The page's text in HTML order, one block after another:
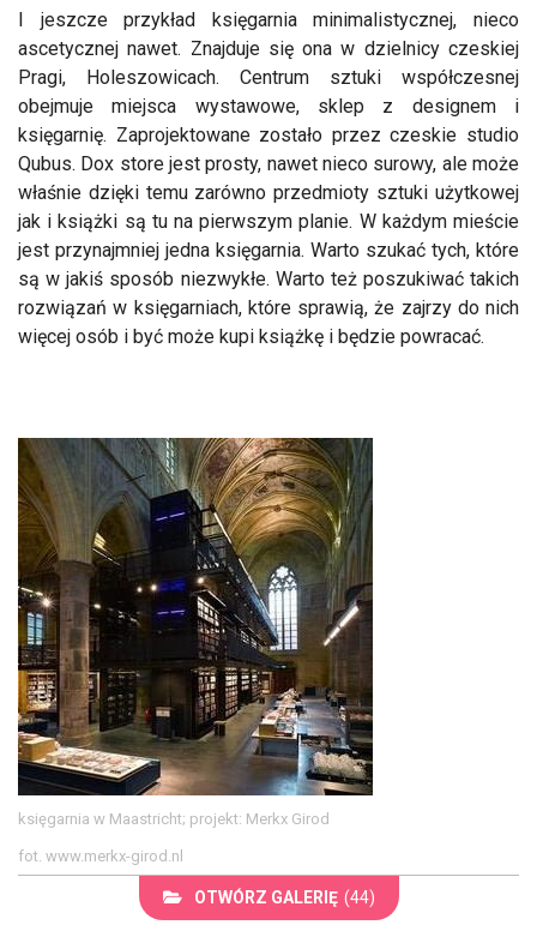
I jeszcze przykład księgarnia minimalistycznej, nieco
ascetycznej nawet. Znajduje się ona w dzielnicy czeskiej
Pragi, Holeszowicach. Centrum sztuki współczesnej
obejmuje miejsca wystawowe, sklep z designem i
księgarnię. Zaprojektowane zostało przez czeskie studio
Qubus. Dox store jest prosty, nawet nieco surowy, ale może
właśnie dzięki temu zarówno przedmioty sztuki użytkowej
jak i książki są tu na pierwszym planie. W każdym mieście
jest przynajmniej jedna księgarnia. Warto szukać tych, które
są w jakiś sposób niezwykłe. Warto też poszukiwać takich
rozwiązań w księgarniach, które sprawią, że zajrzy do nich
więcej osób i być może kupi książkę i będzie powracać.
księgarnia w Maastricht; projekt: Merkx Girod
fot. www.merkx-girod.nl
OTWÓRZ GALERIĘ (44)